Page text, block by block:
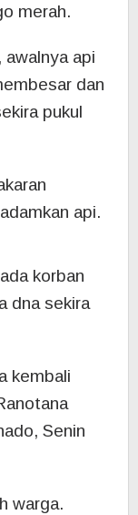
merah.
awalnya api
dan
pukul
api.
korban
dna sekira
kembali
Senin
warga.